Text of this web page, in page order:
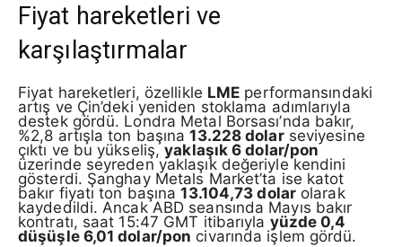
Fiyat hareketleri ve
karşılaştırmalar
Fiyat hareketleri, özellikle LME performansındaki
artış ve Çin’deki yeniden stoklama adımlarıyla
destek gördü. Londra Metal Borsası’nda bakır,
%2,8 artışla ton başına13.228 dolarseviyesine
çıktı ve bu yükseliş,yaklaşık 6 dolar/pon
üzerinde seyreden yaklaşık değeriyle kendini
gösterdi. Şanghay Metals Market’ta ise katot
bakır fiyatı ton başına13.104,73 dolarolarak
kaydedildi. Ancak ABD seansında Mayıs bakır
kontratı, saat 15:47 GMT itibarıyla yüzde 0,4
düşüşle 6,01 dolar/pon civarında işlem gördü.